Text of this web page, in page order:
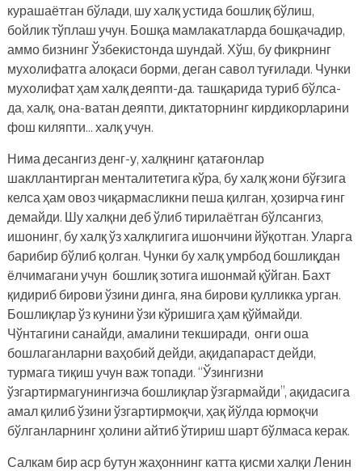
курашаётган бўлади, шу халқ устида бошлиқ бўлиш,
бойлик тўплаш учун. Бошқа мамлакатларда бошқачадир,
аммо бизнинг Ўзбекистонда шундай. Хўш, бу фикрнинг
мухолифатга алоқаси борми, деган савол туғилади. Чунки
мухолифат ҳам халқ деяпти-да. ташқарида туриб бўлса-
да, халқ, она-ватан деяпти, диктаторнинг кирдикорларини
фош киляпти… халқ учун.
Нима десангиз денг-у, халқнинг қатағонлар
шакллантирган менталитетига кўра, бу халқ жони бўғзига
келса ҳам овоз чиқармасликни пеша қилган, ҳозирча ғинг
демайди. Шу халқни деб ўлиб тирилаётган бўлсангиз,
ишонинг, бу халқ ўз халқлигига ишончини йўқотган. Уларга
барибир бўлиб қолган. Чунки бу халқ умрбод бошлиқдан
ёлчимагани учун бошлиқ зотига ишонмай қўйган. Бахт
қидириб бирови ўзини динга, яна бирови қулликка урган.
Бошлиқлар ўз кунини ўзи кўришига ҳам қўймайди.
Чўнтагини санайди, амалини текширади, онги оша
бошлаганларни ваҳобий дейди, ақидапараст дейди,
турмага тиқиш учун важ топади. “Ўзингизни
ўзгартирмагунингизча бошлиқлар ўзгармайди”, ақидасига
амал қилиб ўзини ўзгартирмоқчи, ҳақ йўлда юрмоқчи
бўлганларнинг ҳолини айтиб ўтириш шарт бўлмаса керак.
Салкам бир аср бутун жаҳоннинг катта қисми халқи Ленин